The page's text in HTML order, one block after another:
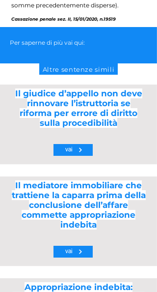
somme precedentemente disperse).
Cassazione penale sez. II, 15/01/2020, n.19519
Per saperne di più vai qui:
Altre sentenze simili
Il giudice d’appello non deve
rinnovare l’istruttoria se
riforma per errore di diritto
sulla procedibilità
vai
Il mediatore immobiliare che
trattiene la caparra prima della
conclusione dell’affare
commette appropriazione
indebita
vai
Appropriazione indebita: